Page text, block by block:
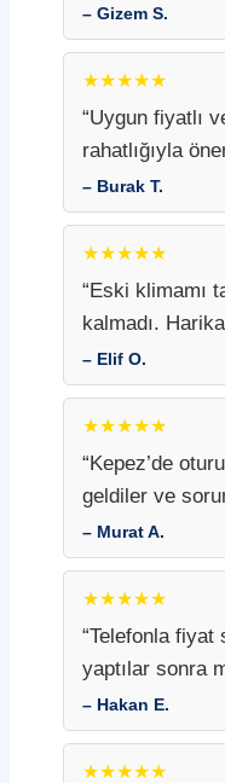
– Gizem S.
★★★★★
“Uygun fiyatlı
rahatlığıyla
– Burak T.
★★★★★
“Eski klimamı
kalmadı.
– Elif O.
★★★★★
“Kepez’de
geldiler ve
– Murat A.
★★★★★
“Telefonla
yaptılar sonra
– Hakan E.
★★★★★